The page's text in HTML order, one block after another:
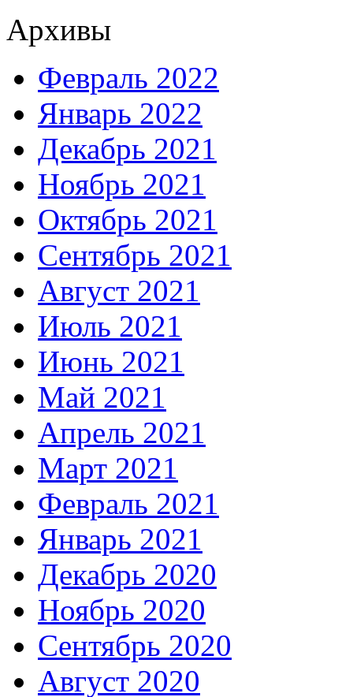
Архивы
Февраль 2022
Январь 2022
Декабрь 2021
Ноябрь 2021
Октябрь 2021
Сентябрь 2021
Август 2021
Июль 2021
Июнь 2021
Май 2021
Апрель 2021
Март 2021
Февраль 2021
Январь 2021
Декабрь 2020
Ноябрь 2020
Сентябрь 2020
Август 2020